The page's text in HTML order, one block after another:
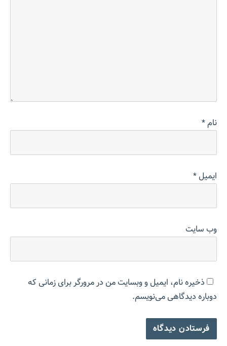
نام*
ایمیل*
وب‌ سایت
ذخیره نام، ایمیل و وبسایت من در مرورگر برای زمانی که
دوباره دیدگاهی می‌نویسم.